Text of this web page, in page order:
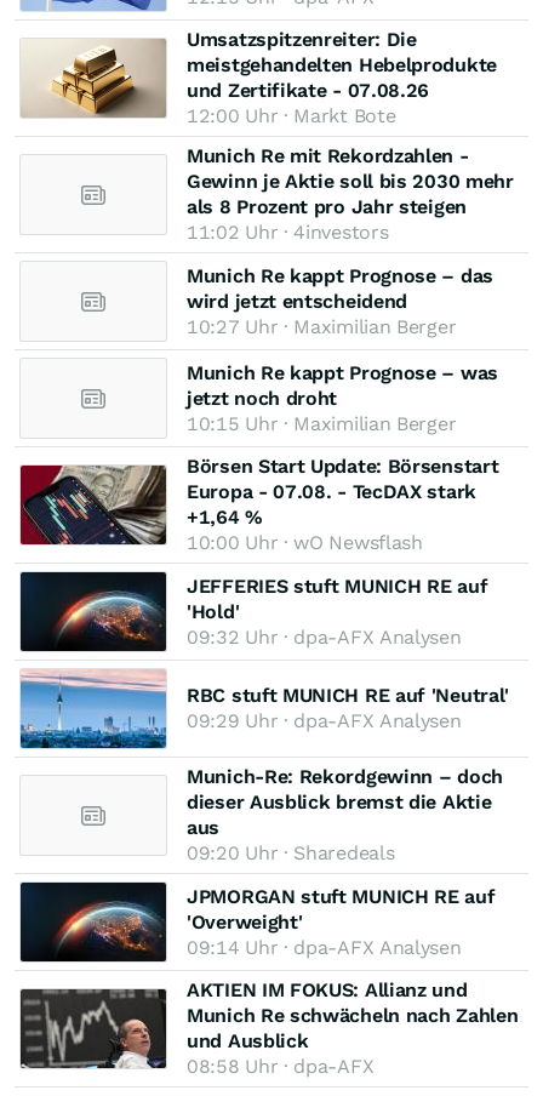
Umsatzspitzenreiter: Die
meistgehandelten Hebelprodukte
und Zertifikate - 07.08.26
12:00 Uhr · Markt Bote
Munich Re mit Rekordzahlen -
Gewinn je Aktie soll bis 2030 mehr
als 8 Prozent pro Jahr steigen
11:02 Uhr · 4investors
Munich Re kappt Prognose – das
wird jetzt entscheidend
10:27 Uhr · Maximilian Berger
Munich Re kappt Prognose – was
jetzt noch droht
10:15 Uhr · Maximilian Berger
Börsen Start Update: Börsenstart
Europa - 07.08. - TecDAX stark
+1,64 %
10:00 Uhr · wO Newsflash
JEFFERIES stuft MUNICH RE auf
'Hold'
09:32 Uhr · dpa-AFX Analysen
RBC stuft MUNICH RE auf 'Neutral'
09:29 Uhr · dpa-AFX Analysen
Munich-Re: Rekordgewinn – doch
dieser Ausblick bremst die Aktie
aus
09:20 Uhr · Sharedeals
JPMORGAN stuft MUNICH RE auf
'Overweight'
09:14 Uhr · dpa-AFX Analysen
AKTIEN IM FOKUS: Allianz und
Munich Re schwächeln nach Zahlen
und Ausblick
08:58 Uhr · dpa-AFX